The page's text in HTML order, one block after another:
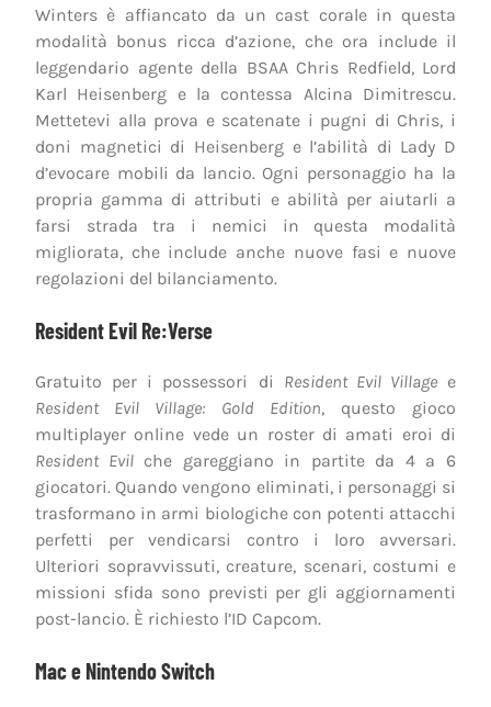
Winters è affiancato da un cast corale in questa
modalità bonus ricca d’azione, che ora include il
leggendario agente della BSAA Chris Redfield, Lord
Karl Heisenberg e la contessa Alcina Dimitrescu.
Mettetevi alla prova e scatenate i pugni di Chris, i
doni magnetici di Heisenberg e l’abilità di Lady D
d’evocare mobili da lancio. Ogni personaggio ha la
propria gamma di attributi e abilità per aiutarli a
farsi strada tra i nemici in questa modalità
migliorata, che include anche nuove fasi e nuove
regolazioni del bilanciamento.
Resident Evil Re:Verse
Gratuito per i possessori di Resident Evil Villagee
Resident Evil Village: Gold Edition, questo gioco
multiplayer online vede un roster di amati eroi di
Resident Evilche gareggiano in partite da 4 a 6
giocatori. Quando vengono eliminati, i personaggi si
trasformano in armi biologiche con potenti attacchi
perfetti per vendicarsi contro i loro avversari.
Ulteriori sopravvissuti, creature, scenari, costumi e
missioni sfida sono previsti per gli aggiornamenti
post-lancio. È richiesto l’ID Capcom.
Mac e Nintendo Switch